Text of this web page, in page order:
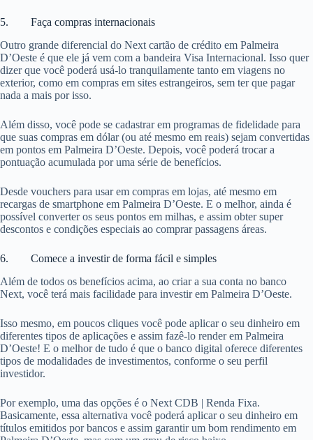
5. Faça compras internacionais
Outro grande diferencial do Next cartão de crédito em Palmeira
D’Oeste é que ele já vem com a bandeira Visa Internacional. Isso quer
dizer que você poderá usá-lo tranquilamente tanto em viagens no
exterior, como em compras em sites estrangeiros, sem ter que pagar
nada a mais por isso.
Além disso, você pode se cadastrar em programas de fidelidade para
que suas compras em dólar (ou até mesmo em reais) sejam convertidas
em pontos em Palmeira D’Oeste. Depois, você poderá trocar a
pontuação acumulada por uma série de benefícios.
Desde vouchers para usar em compras em lojas, até mesmo em
recargas de smartphone em Palmeira D’Oeste. E o melhor, ainda é
possível converter os seus pontos em milhas, e assim obter super
descontos e condições especiais ao comprar passagens áreas.
6. Comece a investir de forma fácil e simples
Além de todos os benefícios acima, ao criar a sua conta no banco
Next, você terá mais facilidade para investir em Palmeira D’Oeste.
Isso mesmo, em poucos cliques você pode aplicar o seu dinheiro em
diferentes tipos de aplicações e assim fazê-lo render em Palmeira
D’Oeste! E o melhor de tudo é que o banco digital oferece diferentes
tipos de modalidades de investimentos, conforme o seu perfil
investidor.
Por exemplo, uma das opções é o Next CDB | Renda Fixa.
Basicamente, essa alternativa você poderá aplicar o seu dinheiro em
títulos emitidos por bancos e assim garantir um bom rendimento em